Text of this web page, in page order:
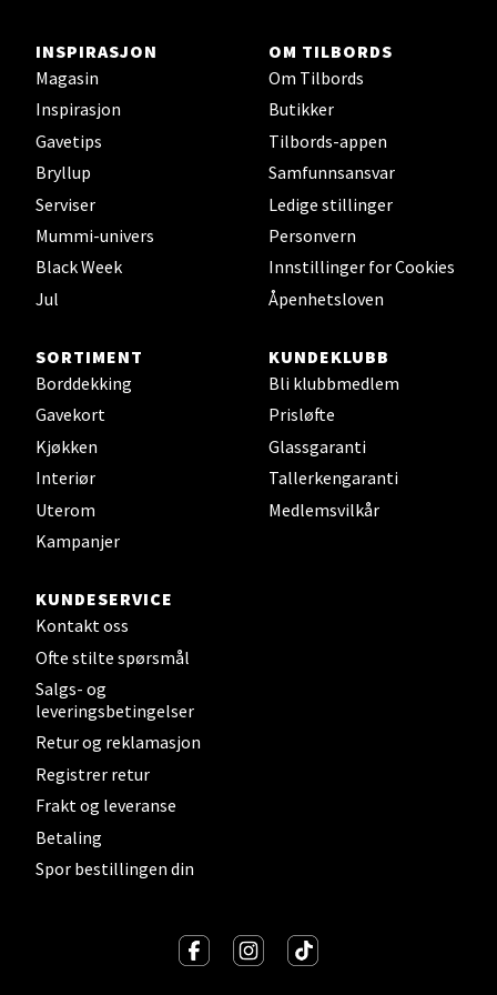
INSPIRASJON
Magasin
Inspirasjon
Gavetips
Bryllup
Serviser
Mummi-univers
Black Week
Jul
OM TILBORDS
Om Tilbords
Butikker
Tilbords-appen
Samfunnsansvar
Ledige stillinger
Personvern
Innstillinger for Cookies
Åpenhetsloven
SORTIMENT
Borddekking
Gavekort
Kjøkken
Interiør
Uterom
Kampanjer
KUNDEKLUBB
Bli klubbmedlem
Prisløfte
Glassgaranti
Tallerkengaranti
Medlemsvilkår
KUNDESERVICE
Kontakt oss
Ofte stilte spørsmål
Salgs- og
leveringsbetingelser
Retur og reklamasjon
Registrer retur
Frakt og leveranse
Betaling
Spor bestillingen din
Oslo - Thon Senter Storo
Vitaminveien 7 - 9, 0485 Oslo
Åpent i dag 10-19
0 i butikk
Lillehammer - Strandtorget
Strandtorget, 2609 Lillehammer
Åpent i dag 09-18
0 i butikk
Strømmen - Thon Senter Strømmen
Støperivn. 5, 2010 Strømmen
Åpent i dag 10-19
0 i butikk
Sunndalsøra - Alti Sunndal